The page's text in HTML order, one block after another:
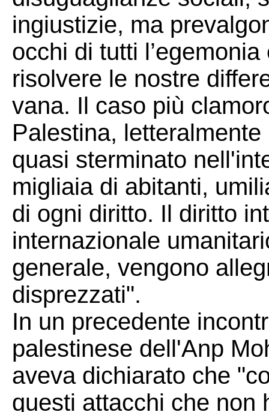
ingiustizie, ma
occhi di tutti
risolvere le nostre
vana. Il caso più
Palestina,
quasi sterminato
migliaia di abitanti,
di ogni diritto. Il diritto
internazionale
generale, vengono
disprezzati".
In un precedente
palestinese dell'Anp
aveva dichiarato che
questi attacchi che non